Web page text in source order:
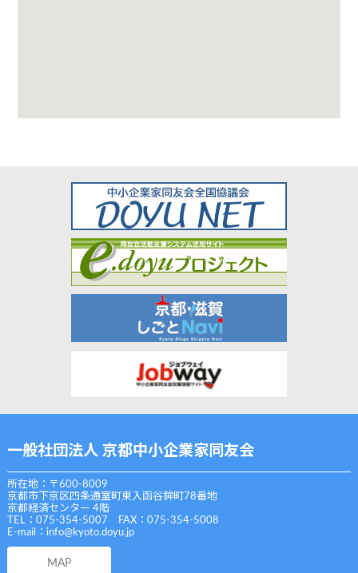
一般社団法人 京都中小企業家同友会
所在地：〒600-8009
京都市下京区四条通室町東入函谷鉾町78番地
京都経済センター 4階
TEL：075-354-5007 FAX：075-354-5008
E-mail： info@kyoto.doyu.jp
MAP